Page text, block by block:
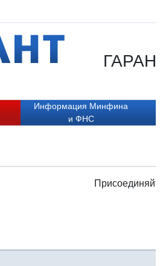
Информация Минфина
и ФНС